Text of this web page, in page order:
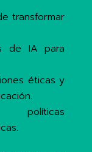
transformar
de IA para
éticas y
políticas